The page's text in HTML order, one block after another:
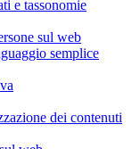
e tassonomie
sul web
semplice
dei contenuti